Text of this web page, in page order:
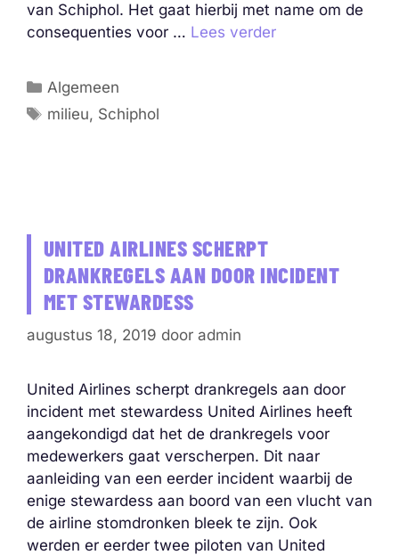
van Schiphol. Het gaat hierbij met name om de
consequenties voor … Lees verder
Categorieën
Algemeen
Tags
milieu, Schiphol
UNITED AIRLINES SCHERPT
DRANKREGELS AAN DOOR INCIDENT
MET STEWARDESS
augustus 18, 2019 door admin
United Airlines scherpt drankregels aan door
incident met stewardess United Airlines heeft
aangekondigd dat het de drankregels voor
medewerkers gaat verscherpen. Dit naar
aanleiding van een eerder incident waarbij de
enige stewardess aan boord van een vlucht van
de airline stomdronken bleek te zijn. Ook
werden er eerder twee piloten van United